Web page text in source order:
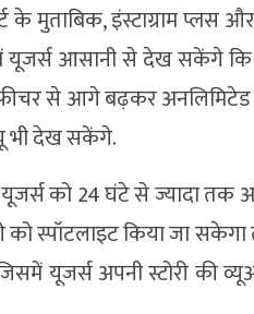
के मुताबिक, इंस्टाग्राम
यूजर्स आसानी से देख सकेंगे कि
से आगे बढ़कर अनलिमिटेड
भी देख सकेंगे.
को 24 घंटे से ज्यादा तक
को स्पॉटलाइट किया जा
यूजर्स अपनी स्टोरी की